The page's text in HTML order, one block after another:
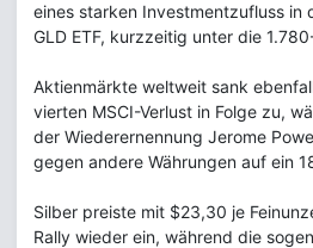
eines starken Investmentzufluss in
GLD ETF, kurzzeitig unter die
Aktienmärkte weltweit sank
vierten MSCI-Verlust in Folge zu,
der Wiederernennung Jerome
gegen andere Währungen auf ein
Silber preiste mit $23,30 je
Rally wieder ein, während die